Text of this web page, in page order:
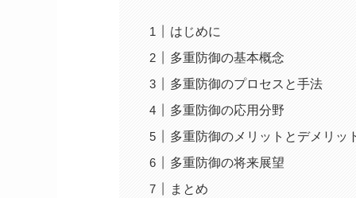
はじめに
多重防御の基本概念
多重防御のプロセスと手法
多重防御の応用分野
多重防御のメリットとデメリッ
多重防御の将来展望
まとめ